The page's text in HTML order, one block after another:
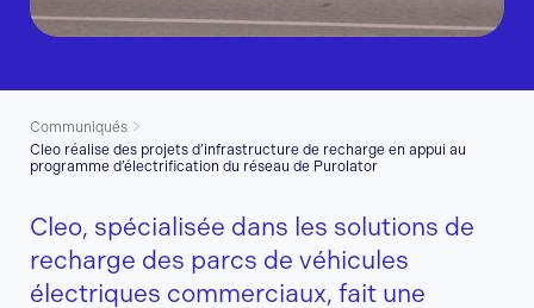
Communiqués
Cleo réalise des projets d’infrastructure de recharge en appui au
programme d’électrification du réseau de Purolator
Cleo, spécialisée dans les solutions de
recharge des parcs de véhicules
électriques commerciaux, fait une